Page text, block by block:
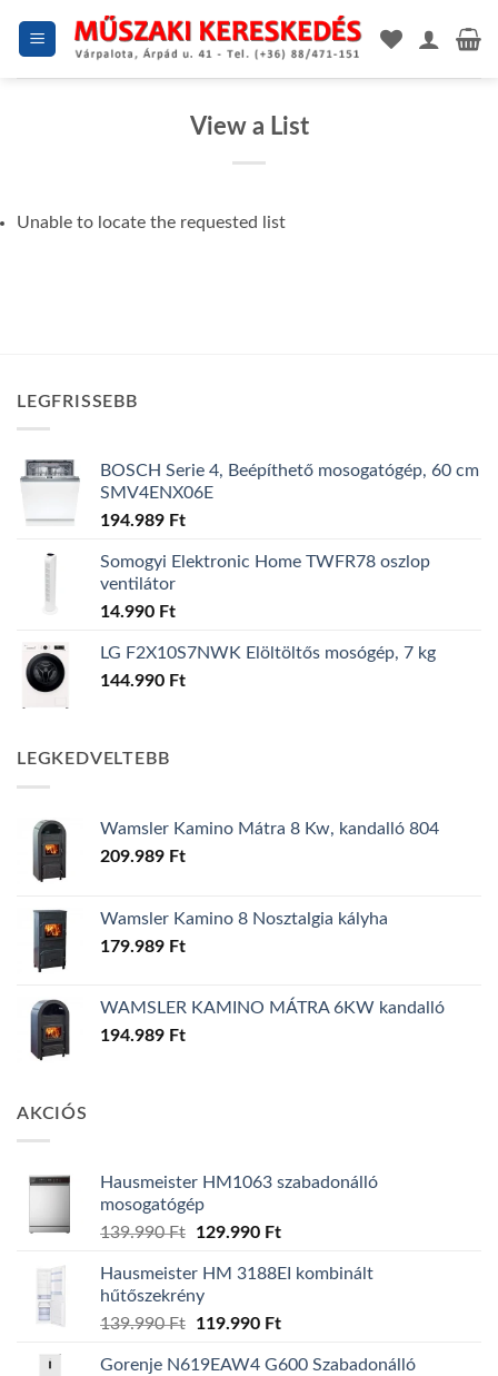
View a List
Unable to locate the requested list
LEGFRISSEBB
BOSCH Serie 4, Beépíthető mosogatógép, 60 cm
SMV4ENX06E
194.989 Ft
Somogyi Elektronic Home TWFR78 oszlop
ventilátor
14.990 Ft
LG F2X10S7NWK Elöltöltős mosógép, 7 kg
144.990 Ft
LEGKEDVELTEBB
Wamsler Kamino Mátra 8 Kw, kandalló 804
209.989 Ft
Wamsler Kamino 8 Nosztalgia kályha
179.989 Ft
WAMSLER KAMINO MÁTRA 6KW kandalló
194.989 Ft
AKCIÓS
Hausmeister HM1063 szabadonálló
mosogatógép
139.990Ft
Original
was:
139.990 Ft.
129.990 FtCurrent
is:
Hausmeister HM 3188EI kombinált
hűtőszekrény
139.990Ft
Original
was:
119.990 FtCurrent
is:
Gorenje N619EAW4 G600 Szabadonálló